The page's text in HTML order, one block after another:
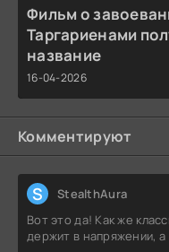
Фильм о
Таргариенами
название
16-04-2026
Комментируют
S StealthAura
Вот это да! Как же
держит в напряжении, а